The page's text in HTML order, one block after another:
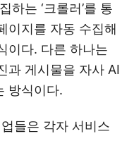
하는 ‘크롤러’를 통
이지를 자동 수집해
이다. 다른 하나는
과 게시물을 자사 AI
방식이다.
들은 각자 서비스